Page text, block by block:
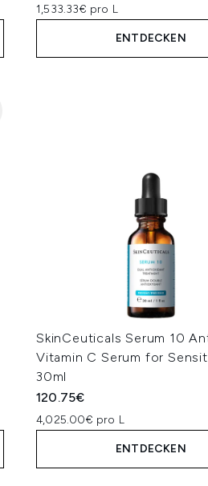
1,533.33€ pro L
ENTDECKEN
SkinCeuticals Serum 10
Vitamin C Serum for
30ml
120.75€
4,025.00€ pro L
ENTDECKEN